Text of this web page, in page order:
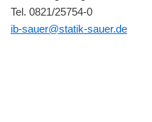
Tel. 0821/25754-0
ib-sauer@statik-sauer.de